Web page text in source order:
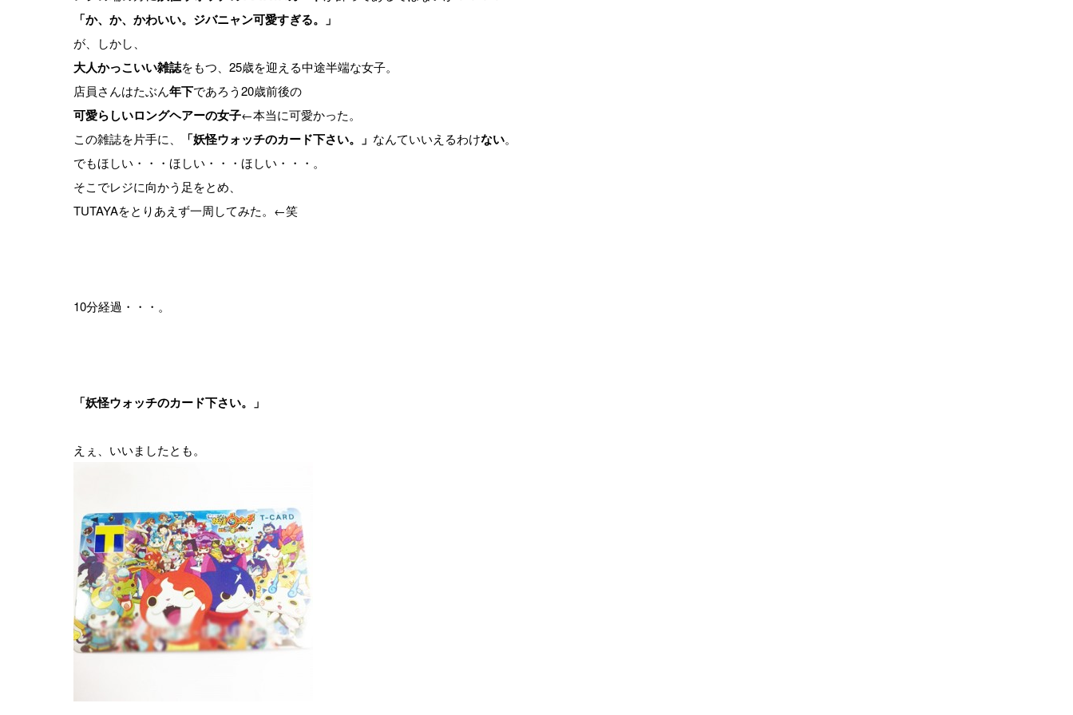
「か、か、かわいい。ジバニャン可愛すぎる。」
が、しかし、
大人かっこいい雑誌をもつ、25歳を迎える中途半端な女子。
店員さんはたぶん年下であろう20歳前後の
可愛らしいロングヘアーの女子←本当に可愛かった。
この雑誌を片手に、
「妖怪ウォッチのカード下さい。」 なんていいえるわけない。
でもほしい・・・ほしい・・・ほしい・・・。
そこでレジに向かう足をとめ、
TUTAYAをとりあえず一周してみた。←笑
10分経過・・・。
「妖怪ウォッチのカード下さい。」
えぇ、いいましたとも。